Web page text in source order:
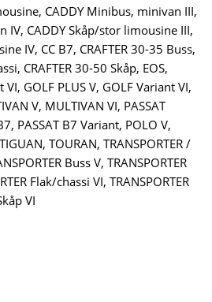
CADDY Minibus, minivan III,
IV, CADDY Skåp/stor limousine III,
IV, CC B7, CRAFTER 30-35 Buss,
CRAFTER 30-50 Skåp, EOS,
GOLF PLUS V, GOLF Variant VI,
V, MULTIVAN VI, PASSAT
PASSAT B7 Variant, POLO V,
TOURAN, TRANSPORTER /
Buss V, TRANSPORTER
Flak/chassi VI, TRANSPORTER
VI